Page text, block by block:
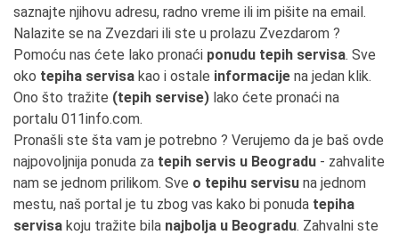
saznajte njihovu adresu, radno vreme ili im pišite na email.
Nalazite se na Zvezdari ili ste u prolazu Zvezdarom ?
Pomoću nas ćete lako pronaći ponudu tepih servisa. Sve
oko tepiha servisa kao i ostale informacije na jedan klik.
Ono što tražite (tepih servise) lako ćete pronaći na
portalu 011info.com.
Pronašli ste šta vam je potrebno ? Verujemo da je baš ovde
najpovoljnija ponuda za tepih servis u Beogradu - zahvalite
nam se jednom prilikom. Sve o tepihu servisu na jednom
mestu, naš portal je tu zbog vas kako bi ponuda tepiha
servisa koju tražite bila najbolja u Beogradu. Zahvalni ste